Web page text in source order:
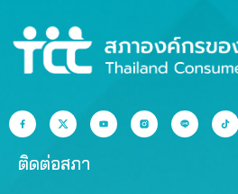
ติดต่อสภา